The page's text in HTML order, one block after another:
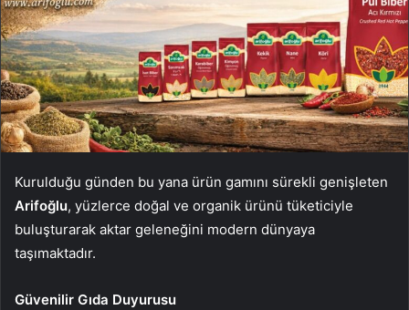
Kurulduğu günden bu yana ürün gamını sürekli genişleten
Arifoğlu, yüzlerce doğal ve organik ürünü tüketiciyle
buluşturarak aktar geleneğini modern dünyaya
taşımaktadır.
Güvenilir Gıda Duyurusu